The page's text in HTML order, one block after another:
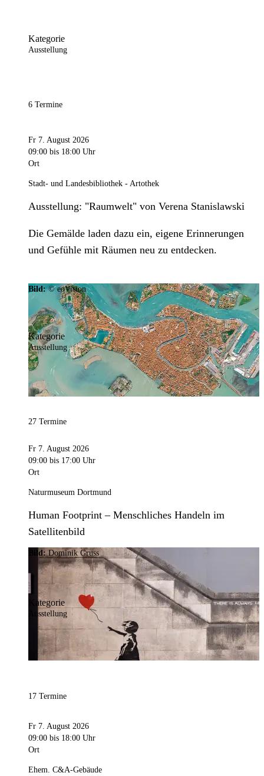
Kategorie
Ausstellung
6 Termine
Fr 7. August 2026
09:00 bis 18:00 Uhr
Ort
Stadt- und Landesbibliothek - Artothek
Ausstellung: "Raumwelt" von Verena Stanislawski
Die Gemälde laden dazu ein, eigene Erinnerungen
und Gefühle mit Räumen neu zu entdecken.
Bild:© eoVision
Kategorie
Ausstellung
27 Termine
Fr 7. August 2026
09:00 bis 17:00 Uhr
Ort
Naturmuseum Dortmund
Human Footprint – Menschliches Handeln im
Satellitenbild
Bild:Dominik Gruss
Kategorie
Ausstellung
17 Termine
Fr 7. August 2026
09:00 bis 18:00 Uhr
Ort
Ehem. C&A-Gebäude